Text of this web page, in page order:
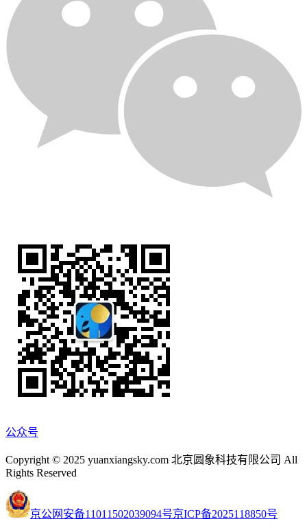
公众号
Copyright © 2025 yuanxiangsky.com 北京圆象科技有限公司 All
Rights Reserved
京公网安备11011502039094号京ICP备2025118850号